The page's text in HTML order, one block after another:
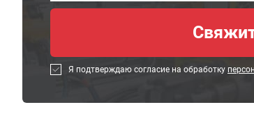
Я подтверждаю согласие на обработку